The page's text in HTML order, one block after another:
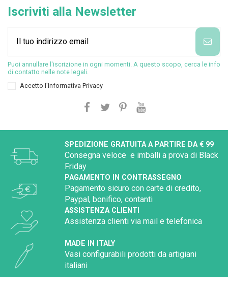
Iscriviti alla Newsletter
Puoi annullare l'iscrizione in ogni momenti. A questo scopo, cerca le info
di contatto nelle note legali.
Accetto l'Informativa Privacy
SPEDIZIONE GRATUITA A PARTIRE DA € 99
Consegna veloce e imballi a prova di Black
Friday
PAGAMENTO IN CONTRASSEGNO
Pagamento sicuro con carte di credito,
Paypal, bonifico, contanti
ASSISTENZA CLIENTI
Assistenza clienti via mail e telefonica
MADE IN ITALY
Vasi configurabili prodotti da artigiani
italiani